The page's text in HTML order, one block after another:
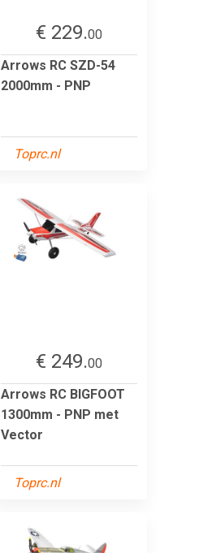
€ 229.00
Arrows RC SZD-54
2000mm - PNP
Toprc.nl
€ 249.00
Arrows RC BIGFOOT
1300mm - PNP met
Vector
Toprc.nl